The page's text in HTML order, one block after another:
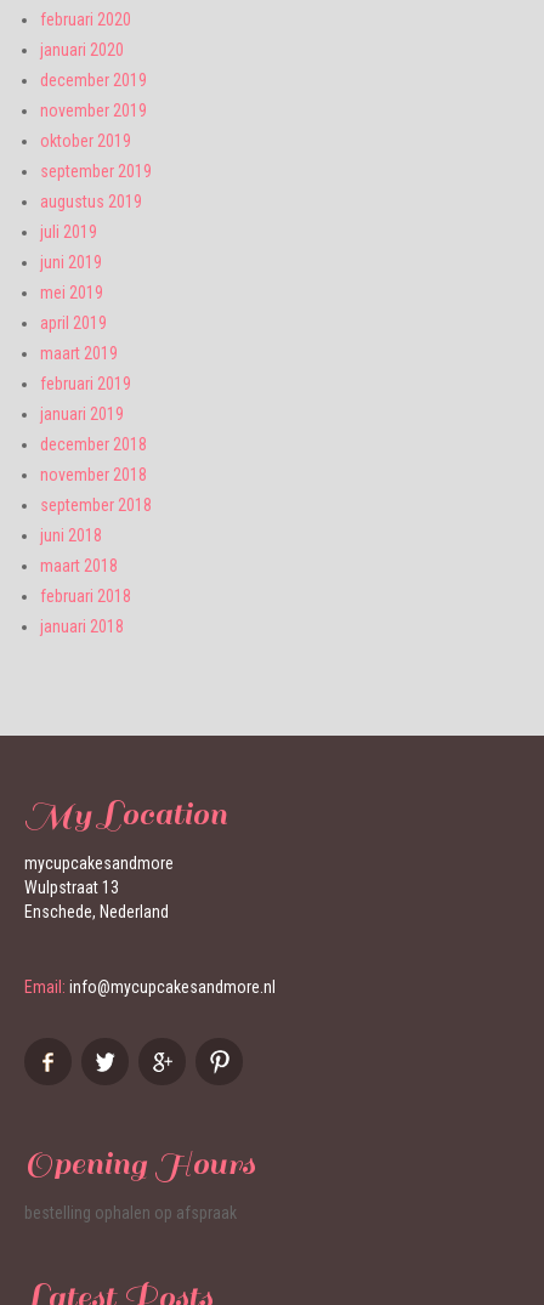
februari 2020
januari 2020
december 2019
november 2019
oktober 2019
september 2019
augustus 2019
juli 2019
juni 2019
mei 2019
april 2019
maart 2019
februari 2019
januari 2019
december 2018
november 2018
september 2018
juni 2018
maart 2018
februari 2018
januari 2018
My Location
mycupcakesandmore
Wulpstraat 13
Enschede, Nederland
Email: info@mycupcakesandmore.nl
Opening Hours
bestelling ophalen op afspraak